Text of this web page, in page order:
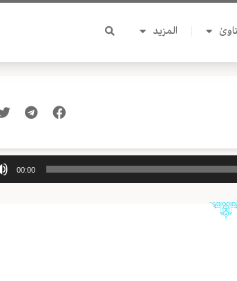
المزيد
00:00